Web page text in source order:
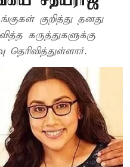
குறித்து தனது
கருத்துகளுக்கு
தெரிவித்துள்ளார்.